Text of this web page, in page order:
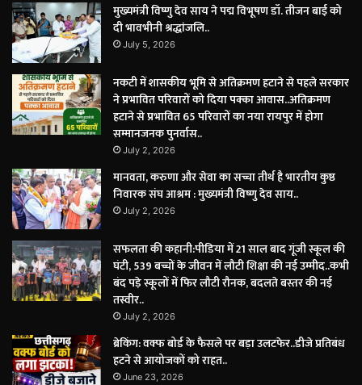
मुख्यमंत्री विष्णु देव साय ने पद्म विभूषण डॉ. तीजन बाई को
दी भावभीनी श्रद्धांजलि..
July 5, 2026
नकटी में शासकीय भूमि से अतिक्रमण हटाने से पहले सरकार
ने प्रभावित परिवारों को दिया पक्का आवास..अतिक्रमण
हटाने से प्रभावित 65 परिवारों का नया रायपुर में होगा
सम्मानजनक पुनर्वास..
July 2, 2026
मानवता, करुणा और सेवा का सच्चा तीर्थ है भारतीय कुष्ठ
निवारक संघ आश्रम : मुख्यमंत्री विष्णु देव साय..
July 2, 2026
सफलता की कहानी:पीडिया में 21 साल बाद गूंजी स्कूल की
घंटी, 539 बच्चों के जीवन में लौटी शिक्षा की नई उम्मीद..कभी
बंद पड़े स्कूलों में फिर लौटी रौनक, बदलते बस्तर की नई
तस्वीर..
July 2, 2026
ब्रेकिंग: वक्फ बोर्ड के फैसले पर बड़ा उलटफेर..डीजे प्रतिबंध
हटने से आयोजकों को राहत..
June 23, 2026